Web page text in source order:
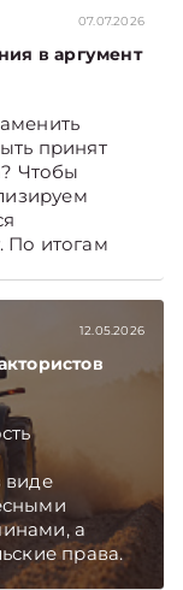
Наталия
и
—
07.07.2026
в аргумент
принят
Чтобы
По итогам
— раньше,12.05.2026
виде
а
права.